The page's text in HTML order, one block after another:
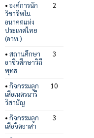
• องค์การนัก
วิชาชีพใน
อนาคตแห่ง
ประเทศไทย
(อวท.)
2
• สถานศึกษา
อาชีวศึกษาวิถี
พุทธ
3
• กิจกรรมลูก
เสือเนตรนารี
วิสามัญ
10
• กิจกรรมลูก
เสือจิตอาสา
3